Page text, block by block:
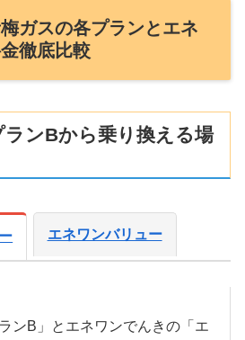
梅ガスの各プランとエネ
徹底比較
ランBから乗り換える場
エネワンバリュー
ンB」とエネワンでんきの「エ